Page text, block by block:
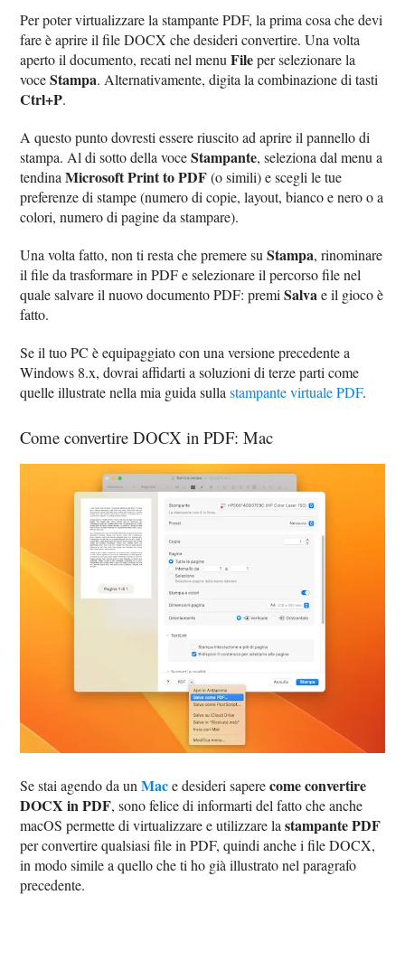
Per poter virtualizzare la stampante PDF, la prima cosa che devi
fare è aprire il file DOCX che desideri convertire. Una volta
aperto il documento, recati nel menuFileper selezionare la
voceStampa. Alternativamente, digita la combinazione di tasti
Ctrl+P.
A questo punto dovresti essere riuscito ad aprire il pannello di
stampa. Al di sotto della voceStampante, seleziona dal menu a
tendinaMicrosoft Print to PDF(o simili) e scegli le tue
preferenze di stampe (numero di copie, layout, bianco e nero o a
colori, numero di pagine da stampare).
Una volta fatto, non ti resta che premere suStampa, rinominare
il file da trasformare in PDF e selezionare il percorso file nel
quale salvare il nuovo documento PDF: premiSalvae il gioco è
fatto.
Se il tuo PC è equipaggiato con una versione precedente a
Windows 8.x, dovrai affidarti a soluzioni di terze parti come
quelle illustrate nella mia guida sullastampante virtuale PDF.
Come convertire DOCX in PDF: Mac
Se stai agendo da unMace desideri saperecome convertire
DOCX in PDF, sono felice di informarti del fatto che anche
macOS permette di virtualizzare e utilizzare lastampante PDF
per convertire qualsiasi file in PDF, quindi anche i file DOCX,
in modo simile a quello che ti ho già illustrato nel paragrafo
precedente.